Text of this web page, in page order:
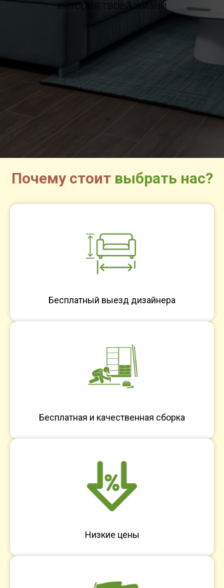
история твоей жизни
Почему стоит выбрать нас?
Бесплатный выезд дизайнера
Бесплатная и качественная сборка
Низкие цены